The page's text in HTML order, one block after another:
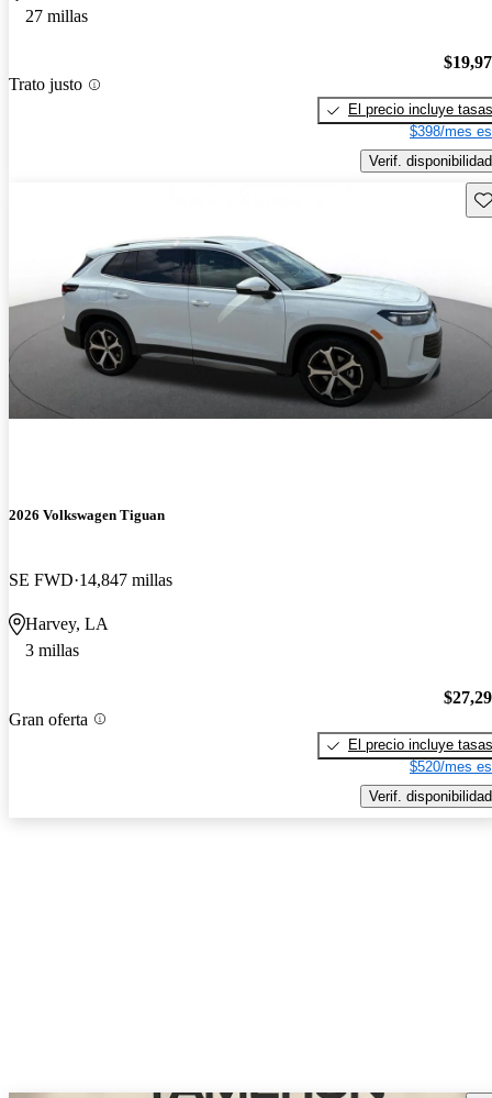
27 millas
Trato justo
El precio incluye tasas
$398/mes
Verif. disponibilidad
2026 Volkswagen Tiguan
SE FWD 14,847 millas
Harvey, LA
3 millas
Gran oferta
El precio incluye tasas
$520/mes
Verif. disponibilidad